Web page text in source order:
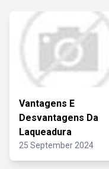
Vantagens E
Desvantagens Da
Laqueadura
25 September 2024